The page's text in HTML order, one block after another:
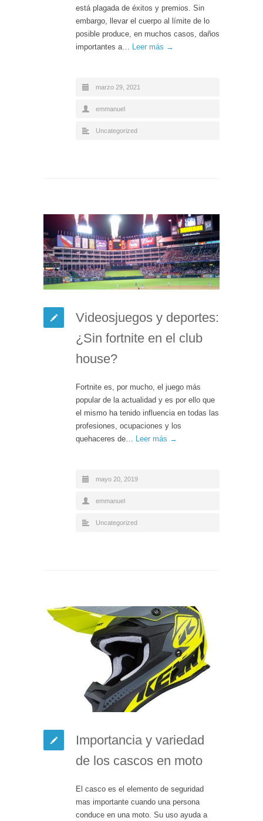
está plagada de éxitos y premios. Sin
embargo, llevar el cuerpo al límite de lo
posible produce, en muchos casos, daños
importantes a… Leer más →
marzo 29, 2021
emmanuel
Uncategorized
Videosjuegos y deportes:
¿Sin fortnite en el club
house?
Fortnite es, por mucho, el juego más
popular de la actualidad y es por ello que
el mismo ha tenido influencia en todas las
profesiones, ocupaciones y los
quehaceres de… Leer más →
mayo 20, 2019
emmanuel
Uncategorized
Importancia y variedad
de los cascos en moto
El casco es el elemento de seguridad
mas importante cuando una persona
conduce en una moto. Su uso ayuda a